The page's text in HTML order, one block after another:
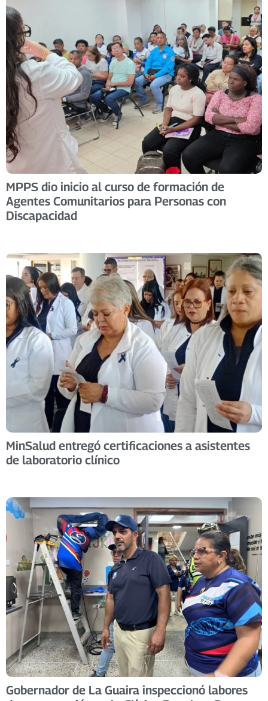
MPPS dio inicio al curso de formación de
Agentes Comunitarios para Personas con
Discapacidad ​
MinSalud entregó certificaciones a asistentes
de laboratorio clínico
Gobernador de La Guaira inspeccionó labores